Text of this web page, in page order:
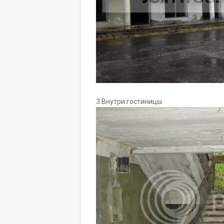
3.Внутри гостиницы